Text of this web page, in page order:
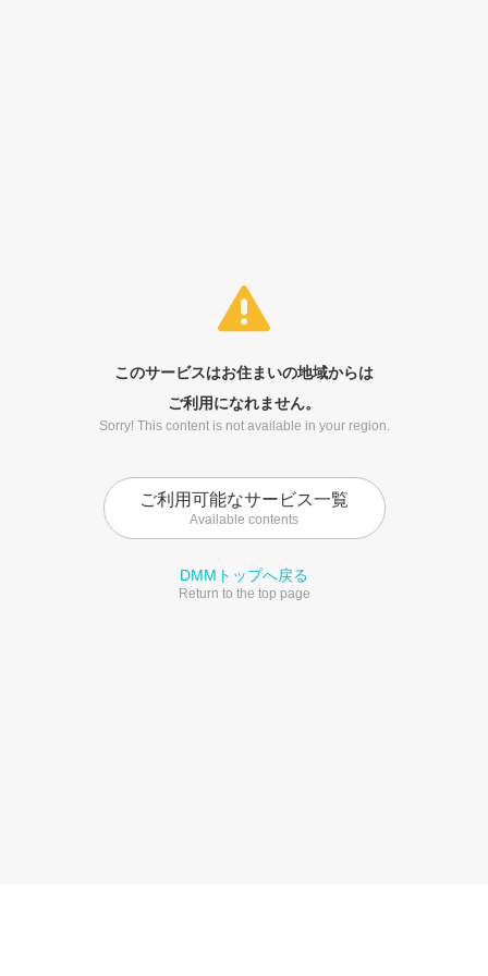
このサービスはお住まいの地域からは
ご利用になれません。
Sorry! This content is not available in your region.
ご利用可能なサービス一覧
Available contents
DMMトップへ戻る
Return to the top page